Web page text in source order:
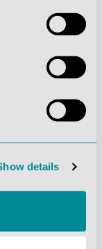
details